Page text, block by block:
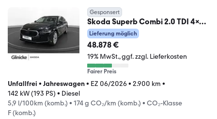
Gesponsert
Skoda Superb Combi 2.0 TDI 4x4
DSG Selection I Vorführ
Lieferung möglich
48.878 €
19% MwSt. ggf. zzgl. Lieferkosten
Fairer Preis
Unfallfrei • Jahreswagen• EZ 06/2026• 2.900 km •
142 kW (193 PS) • Diesel
5,9 l/100km (komb.) • 174 g CO₂/km (komb.) • CO₂-Klasse
F (komb.)